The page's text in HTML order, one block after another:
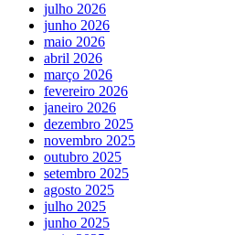
julho 2026
junho 2026
maio 2026
abril 2026
março 2026
fevereiro 2026
janeiro 2026
dezembro 2025
novembro 2025
outubro 2025
setembro 2025
agosto 2025
julho 2025
junho 2025